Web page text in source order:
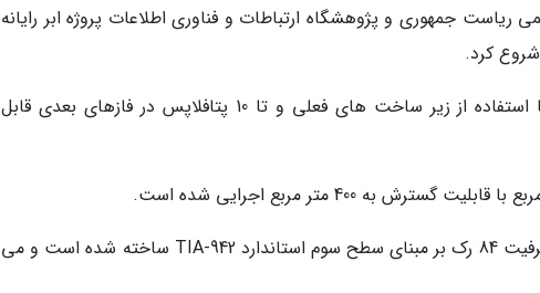
جمهوری و پژوهشگاه ارتباطات و فناوری اطلاعات پروژه ابر رایانه
ظرفیت پردازشی این ابر رایانه تا 5 پتافلاپس با استفاده از زیر ساخت های فعلی و تا 10 پتافلاپس در فازهای بعدی قابل
این ابر رایانه با ظرفیت 42 رک قابل گسترش به ظرفیت 84 رک بر مبنای سطح سوم استاندارد TIA-942 ساخته شده است و می